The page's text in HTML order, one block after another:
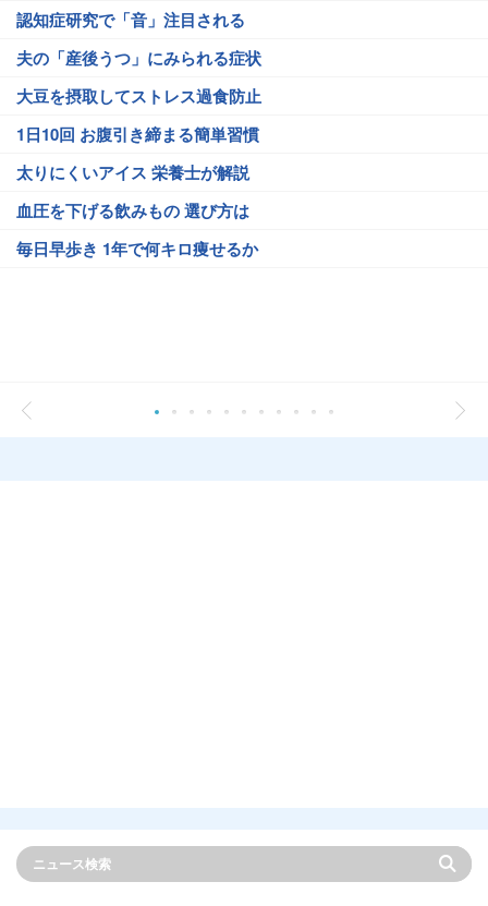
認知症研究で「音」注目される
夫の「産後うつ」にみられる症状
大豆を摂取してストレス過食防止
1日10回 お腹引き締まる簡単習慣
太りにくいアイス 栄養士が解説
血圧を下げる飲みもの 選び方は
毎日早歩き 1年で何キロ痩せるか